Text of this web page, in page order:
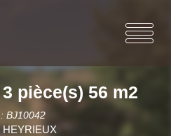
pièce(s) 56 m2
BJ10042
HEYRIEUX